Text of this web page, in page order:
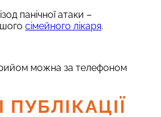
панічної атаки –
сімейного лікаря.
можна за телефоном